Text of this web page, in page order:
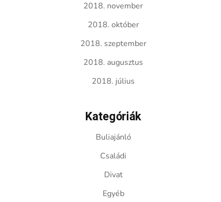
2018. november
2018. október
2018. szeptember
2018. augusztus
2018. július
Kategóriák
Buliajánló
Családi
Divat
Egyéb